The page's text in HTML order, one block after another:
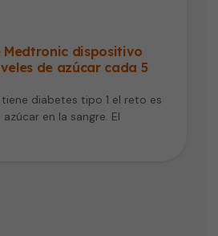
Medtronic dispositivo
de azúcar cada 5
diabetes tipo 1 el reto es
en la sangre. El